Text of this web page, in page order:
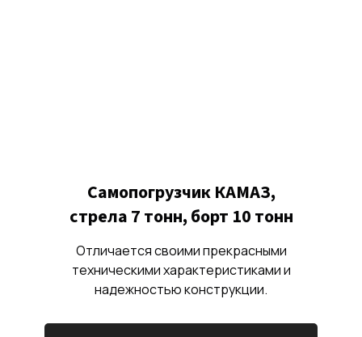
Самопогрузчик КАМАЗ,
стрела 7 тонн, борт 10 тонн
Отличается своими прекрасными
техническими характеристиками и
надежностью конструкции.